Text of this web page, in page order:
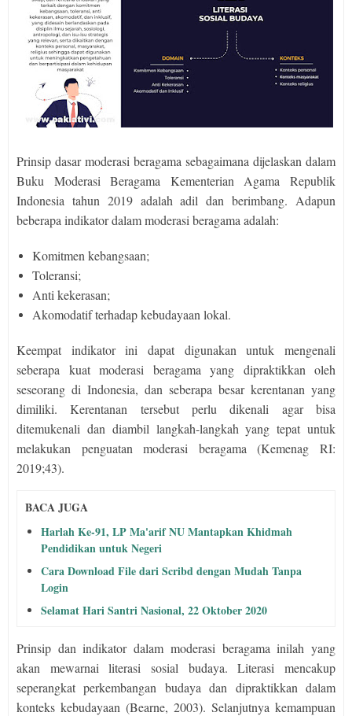
Prinsip dasar moderasi beragama sebagaimana dijelaskan dalam
Buku Moderasi Beragama Kementerian Agama Republik
Indonesia tahun 2019 adalah adil dan berimbang. Adapun
beberapa indikator dalam moderasi beragama adalah:
Komitmen kebangsaan;
Toleransi;
Anti kekerasan;
Akomodatif terhadap kebudayaan lokal.
Keempat indikator ini dapat digunakan untuk mengenali
seberapa kuat moderasi beragama yang dipraktikkan oleh
seseorang di Indonesia, dan seberapa besar kerentanan yang
dimiliki. Kerentanan tersebut perlu dikenali agar bisa
ditemukenali dan diambil langkah-langkah yang tepat untuk
melakukan penguatan moderasi beragama (Kemenag RI:
2019;43).
BACA JUGA
Harlah Ke-91, LP Ma'arif NU Mantapkan Khidmah
Pendidikan untuk Negeri
Cara Download File dari Scribd dengan Mudah Tanpa
Login
Selamat Hari Santri Nasional, 22 Oktober 2020
Prinsip dan indikator dalam moderasi beragama inilah yang
akan mewarnai literasi sosial budaya. Literasi mencakup
seperangkat perkembangan budaya dan dipraktikkan dalam
konteks kebudayaan (Bearne, 2003). Selanjutnya kemampuan